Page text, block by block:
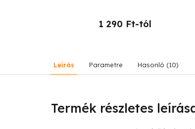
1 290 Ft-tól
Leírás Parametre Hasonló (10)
Termék részletes